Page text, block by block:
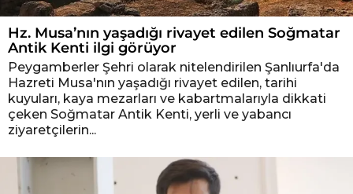
Hz. Musa’nın yaşadığı rivayet edilen Soğmatar
Antik Kenti ilgi görüyor
Peygamberler Şehri olarak nitelendirilen Şanlıurfa'da
Hazreti Musa'nın yaşadığı rivayet edilen, tarihi
kuyuları, kaya mezarları ve kabartmalarıyla dikkati
çeken Soğmatar Antik Kenti, yerli ve yabancı
ziyaretçilerin...